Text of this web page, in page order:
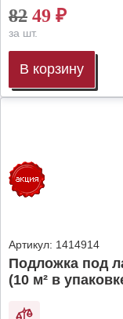
82 49 ₽
за шт.
В корзину
Артикул: 1414914
Подложка под
(10 м² в